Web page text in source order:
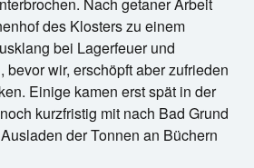
des Klosters zu einem
bei Lagerfeuer und
bevor wir, erschöpft aber zufrieden
Einige kamen erst spät in der
kurzfristig mit nach Bad Grund
der Tonnen an Büchern